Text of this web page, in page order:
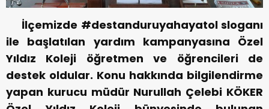
İlçemizde #destanduruyahayatol sloganı
ile başlatılan yardım kampanyasına Özel
Yıldız Koleji öğretmen ve öğrencileri de
destek oldular. Konu hakkında bilgilendirme
yapan kurucu müdür Nurullah Çelebi KÖKER